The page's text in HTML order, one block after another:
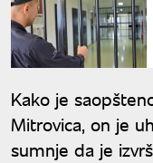
Kako je
Mitrovica, on je
sumnje da je